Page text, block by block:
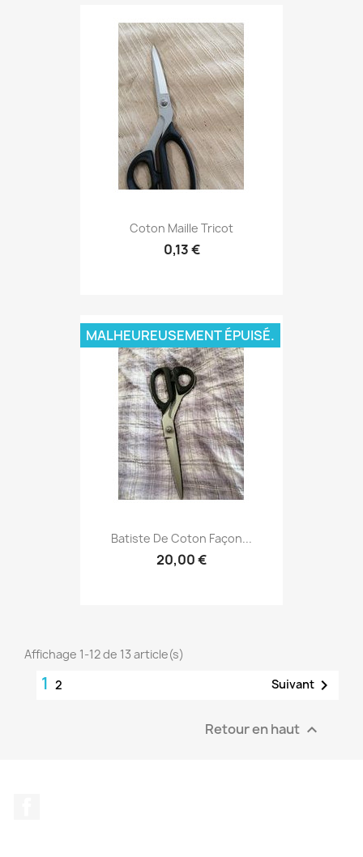
Coton Maille Tricot
0,13 €
Batiste De Coton Façon...
20,00 €
MALHEUREUSEMENT ÉPUISÉ.
Affichage 1-12 de 13 article(s)
1 2 Suivant 
Retour en haut 